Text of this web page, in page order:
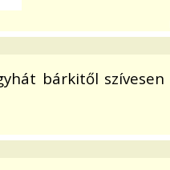
bárkitől